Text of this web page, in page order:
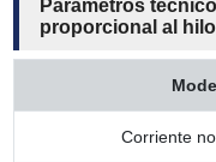
Parámetros
proporcional al
Corriente